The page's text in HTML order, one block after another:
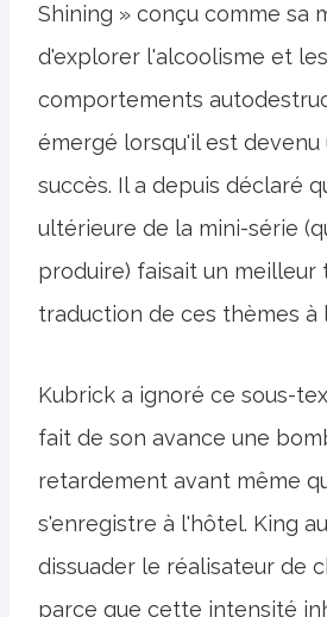
Shining » conçu comme sa
d'explorer l'alcoolisme et les
comportements
émergé lorsqu'il est devenu
succès. Il a depuis déclaré
ultérieure de la mini-série
produire) faisait un meilleur
traduction de ces thèmes à
Kubrick a ignoré ce sous-
fait de son avance une
retardement avant même
s'enregistre à l'hôtel. King
dissuader le réalisateur de
parce que cette intensité